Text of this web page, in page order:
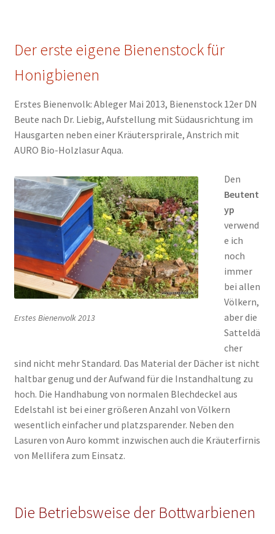
Der erste eigene Bienenstock für
Honigbienen
Erstes Bienenvolk: Ableger Mai 2013, Bienenstock 12er DN
Beute nach Dr. Liebig, Aufstellung mit Südausrichtung im
Hausgarten neben einer Kräutersprirale, Anstrich mit
AURO Bio-Holzlasur Aqua.
Erstes Bienenvolk 2013
Den
Beutent
yp
verwend
e ich
noch
immer
bei allen
Völkern,
aber die
Satteldä
cher
sind nicht mehr Standard. Das Material der Dächer ist nicht
haltbar genug und der Aufwand für die Instandhaltung zu
hoch. Die Handhabung von normalen Blechdeckel aus
Edelstahl ist bei einer größeren Anzahl von Völkern
wesentlich einfacher und platzsparender. Neben den
Lasuren von Auro kommt inzwischen auch die Kräuterfirnis
von Mellifera zum Einsatz.
Die Betriebsweise der Bottwarbienen